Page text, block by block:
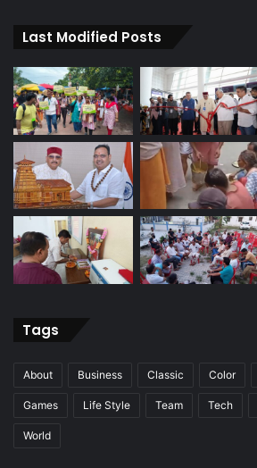
Last Modified Posts
Tags
About Business Classic Color
Games Life Style Team Tech
World